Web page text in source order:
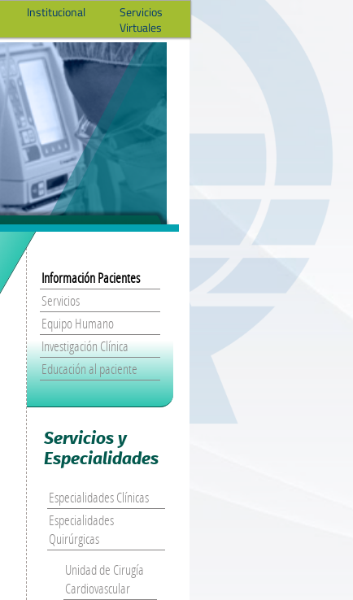
Institucional
Servicios
Virtuales
Información Pacientes
Servicios
Equipo Humano
Investigación Clínica
Educación al paciente
Servicios y
Especialidades
Especialidades Clínicas
Especialidades
Quirúrgicas
Unidad de Cirugía
Cardiovascular